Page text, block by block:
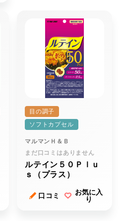
目の調子
ソフトカプセル
マルマンＨ＆Ｂ
まだ口コミはありません
ルテイン５０Ｐｌｕ
ｓ（プラス）
口コミ
お気に入
り